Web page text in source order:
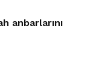
anbarlarını